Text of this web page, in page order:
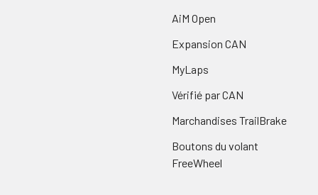
AiM Open
Expansion CAN
MyLaps
Vérifié par CAN
Marchandises TrailBrake
Boutons du volant
FreeWheel